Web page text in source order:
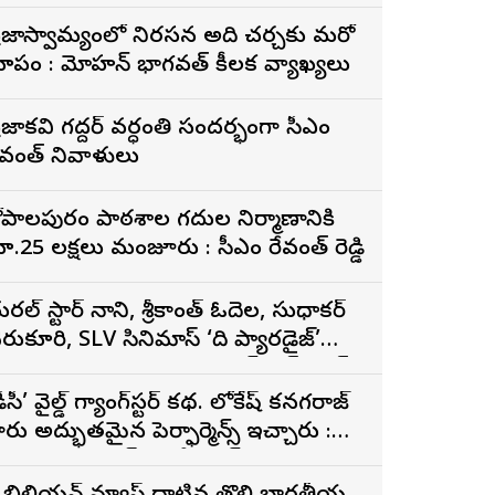
నిరసన అనేది చర్చకు మరో
: మోహన్ భాగవత్ కీలక వ్యాఖ్యలు
గద్దర్‌ వర్ధంతి సందర్భంగా సీఎం
నివాళులు
పాఠ‌శాల గ‌దుల నిర్మాణానికి
రూ.25 ల‌క్ష‌లు మంజూరు : సీఎం రేవంత్ రెడ్డి
స్టార్ నాని, శ్రీకాంత్ ఓదెల, సుధాకర్
SLV సినిమాస్ ‘ది ప్యారడైజ్’
రిలీజ్
వైల్డ్ గ్యాంగ్‌స్టర్ కథ. లోకేష్ కనగరాజ్
అద్భుతమైన పెర్ఫార్మెన్స్ ఇచ్చారు :